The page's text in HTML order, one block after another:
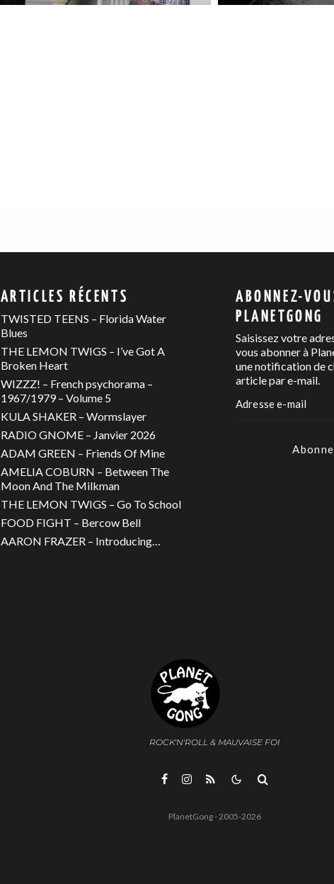
ARTICLES RÉCENTS
TWISTED TEENS – Florida Water
Blues
THE LEMON TWIGS – I’ve Got A
Broken Heart
WIZZZ! – French psychorama –
1967/1979 – Volume 5
KULA SHAKER – Wormslayer
RADIO GNOME – Janvier 2026
ADAM GREEN – Friends Of Mine
AMELIA COBURN – Between The
Moon And The Milkman
THE LEMON TWIGS – Go To School
FOOD FIGHT – Bercow Bell
AARON FRAZER – Introducing…
ABONNEZ-
PLANETGONG
Saisissez votre
vous abonner à
une notification de
article par e-mail.
ROCK'N'ROLL & MAUVAISE FOI
PlanetGong - 2005-2026